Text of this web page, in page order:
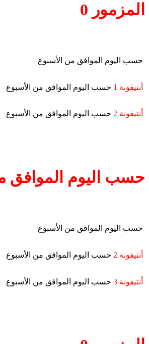
المزمور 0
حسب اليوم الموافق من الأسبوع
أنتيفونة 1 حسب اليوم الموافق من الأسبوع
أنتيفونة 2 حسب اليوم الموافق من الأسبوع
حسب اليوم الموافق
حسب اليوم الموافق من الأسبوع
أنتيفونة 2 حسب اليوم الموافق من الأسبوع
أنتيفونة 3 حسب اليوم الموافق من الأسبوع